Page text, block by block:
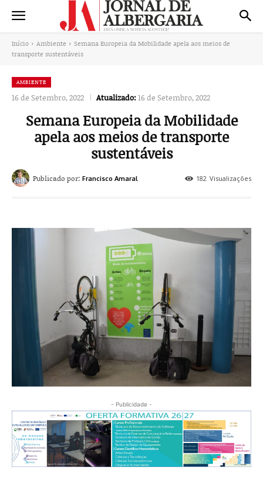
Início Ambiente
Semana Europeia da Mobilidade apela aos meios de
transporte sustentáveis
AMBIENTE
16 de Setembro, 2022 Atualizado:16 de Setembro, 2022
Semana Europeia da Mobilidade
apela aos meios de transporte
sustentáveis
182 Visualizações
Publicado por: Francisco Amaral
- Publicidade -